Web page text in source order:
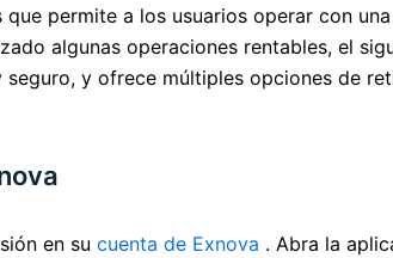
permite a los usuarios operar con
algunas operaciones rentables, el
y ofrece múltiples opciones de
en su cuenta de Exnova . Abra la